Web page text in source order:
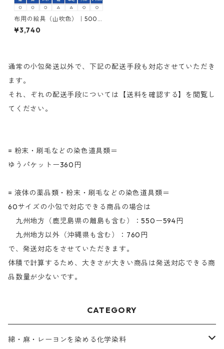
布用の絵具（山吹色）｜500g
｜ネオカラーゴールドエロー
ＭＧＲ｜樹脂顔料(ピグメント
¥3,740
通常の小包発送以外で、下記の配送手段も対応させていただき
ます。
それ、ぞれの配送手段については【送料を確認する】を閲覧し
てください。
= 粉末・刷毛などの染色道具類＝
ゆうパケットー360円
= 液体の薬品類・粉末・刷毛などの染色道具類＝
60サイズの小包で対応できる商品の場合は
九州地方（鹿児島県の離島も含む）：550ー594円
九州地方以外（沖縄県も含む）：760円
で、発送対応をさせていただきます。
体積で計算するため、大きさが大きい商品は発送対応できる商
品数量が少ないです。
CATEGORY
綿・麻・レーヨンを染める化学染料